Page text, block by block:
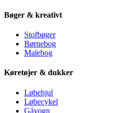
Bøger & kreativt
Stofbøger
Børnebog
Malebog
Køretøjer & dukker
Løbehjul
Løbecykel
Gåvogn